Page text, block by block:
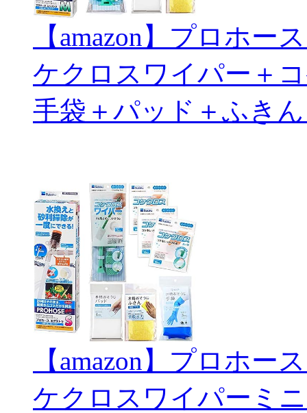
【amazon】プロホ
ケクロスワイパー＋
手袋＋パッド＋ふき
【amazon】プロホー
ケクロスワイパーミ